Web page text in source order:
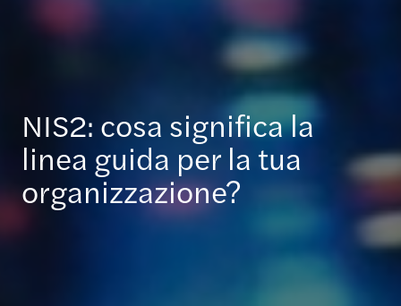
NIS2: cosa significa la
linea guida per la tua
organizzazione?